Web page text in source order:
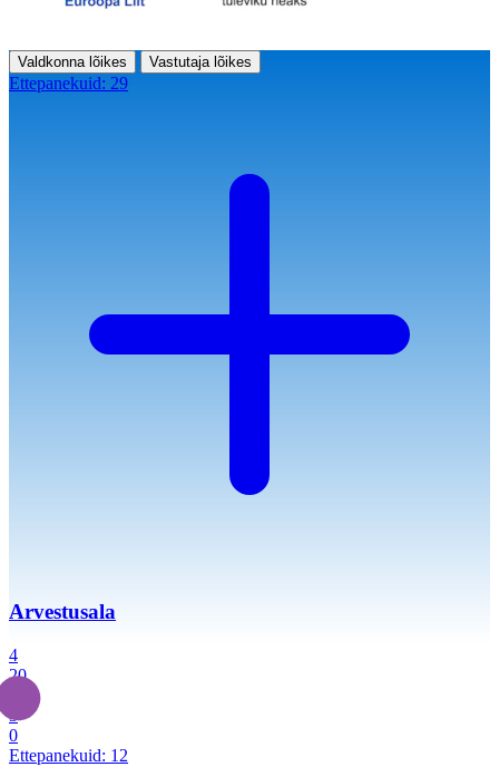
Valdkonna lõikes Vastutaja lõikes
Ettepanekuid: 29
Arvestusala
4
20
3
0
Ettepanekuid: 12